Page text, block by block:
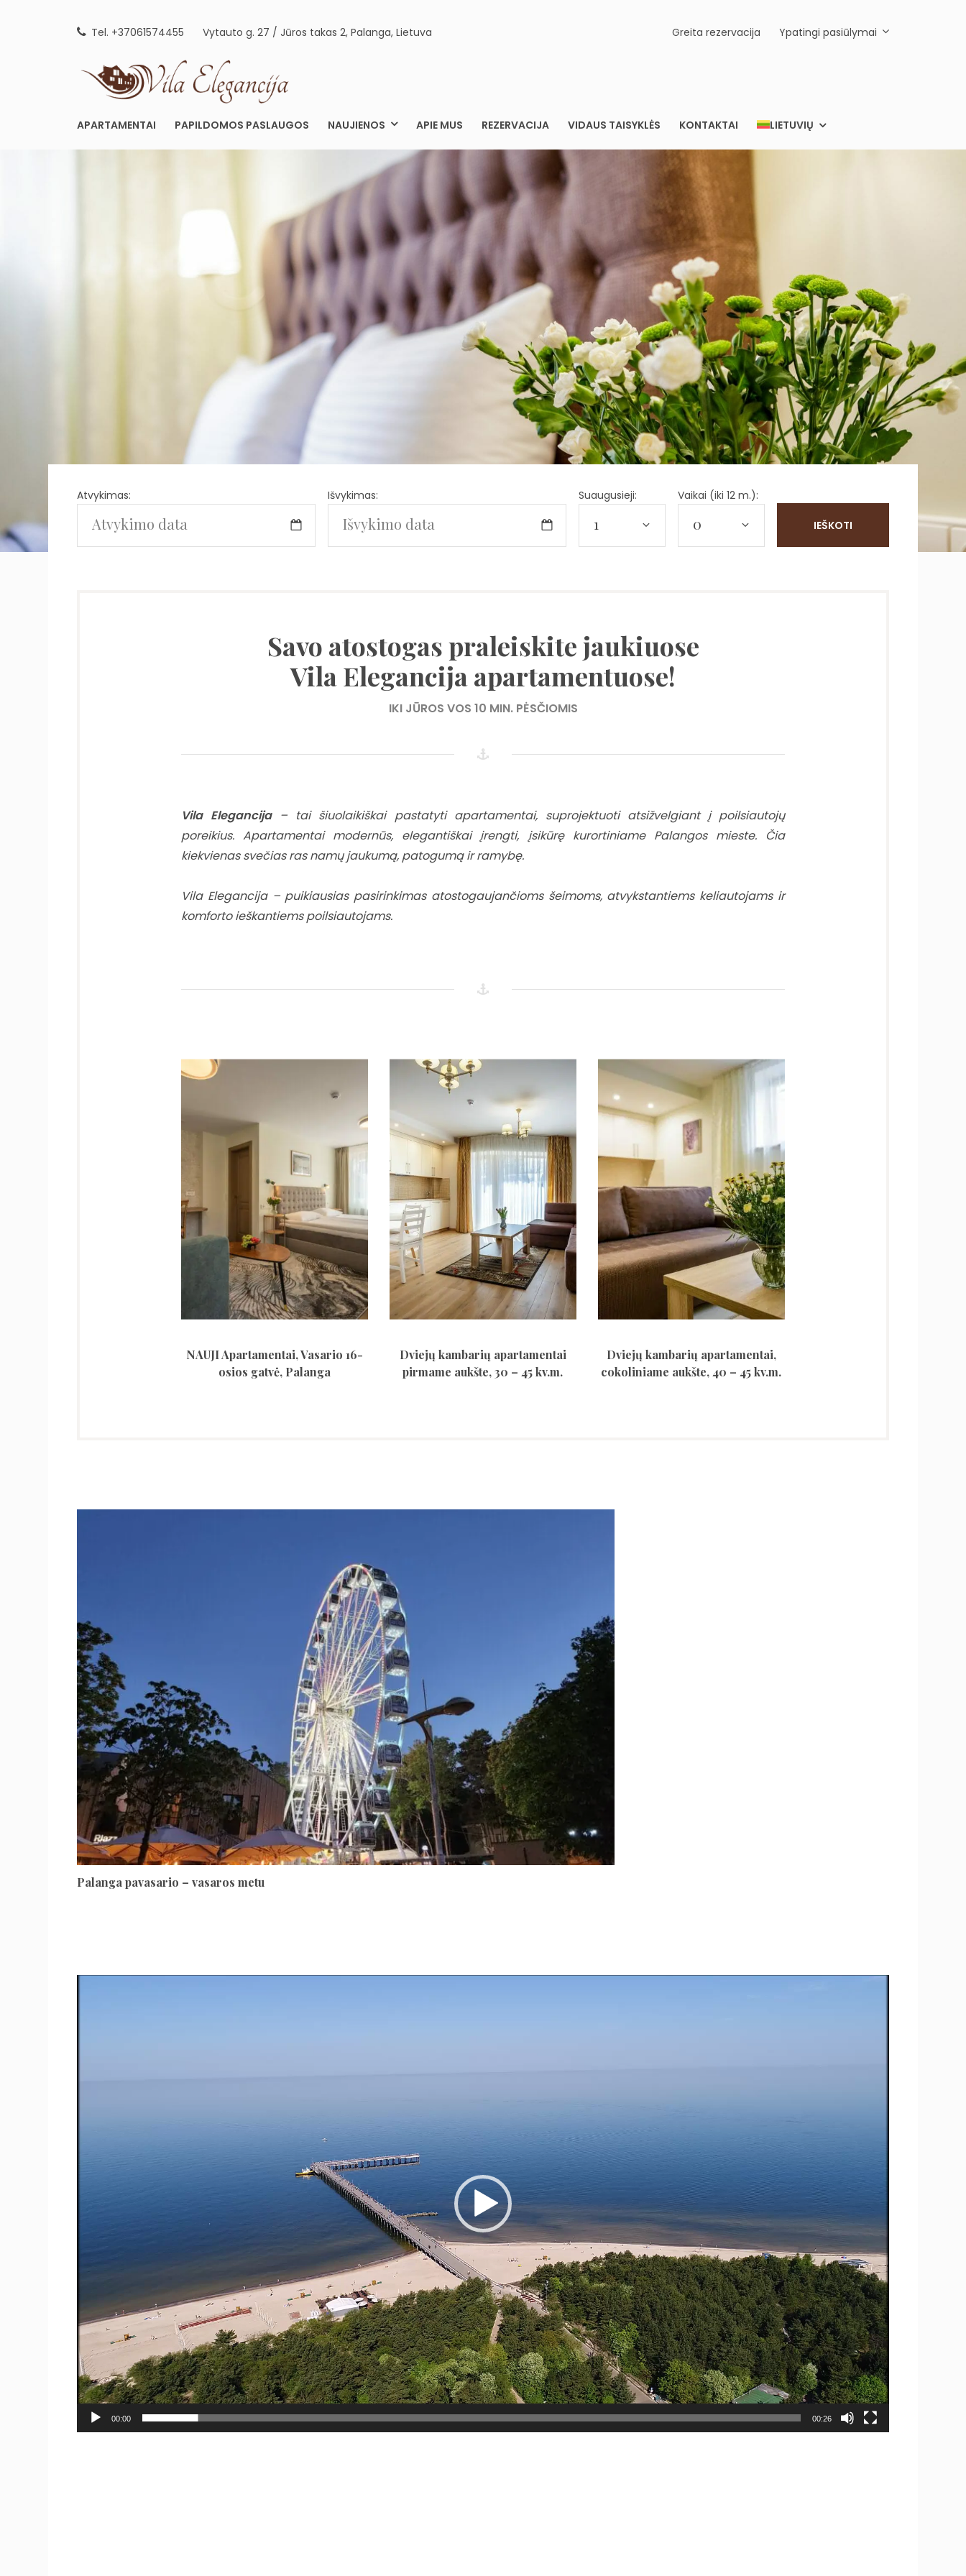
Tel. +37061574455 Vytauto g. 27 / Jūros takas 2, Palanga, Lietuva Greita rezervacija Ypatingi pasiūlymai
APARTAMENTAI PAPILDOMOS PASLAUGOS NAUJIENOS APIE MUS REZERVACIJA VIDAUS TAISYKLĖS KONTAKTAI LIETUVIŲ
Atvykimas: Išvykimas: Suaugusieji: Vaikai (iki 12 m.):
Savo atostogas praleiskite jaukiuose
Vila Elegancija apartamentuose!
IKI JŪROS VOS 10 MIN. PĖSČIOMIS
Vila Elegancija– tai šiuolaikiškai pastatyti apartamentai, suprojektuoti atsižvelgiant į poilsiautojų
poreikius. Apartamentai modernūs, elegantiškai įrengti, įsikūrę kurortiniame Palangos mieste. Čia
kiekvienas svečias ras namų jaukumą, patogumą ir ramybę.
Vila Elegancija – puikiausias pasirinkimas atostogaujančioms šeimoms, atvykstantiems keliautojams ir
komforto ieškantiems poilsiautojams.
NAUJI Apartamentai, Vasario 16-
osios gatvė, Palanga
Dviejų kambarių apartamentai
pirmame aukšte, 30 – 45 kv.m.
Dviejų kambarių apartamentai,
cokoliniame aukšte, 40 – 45 kv.m.
Palanga pavasario – vasaros metu
00:00 00:26